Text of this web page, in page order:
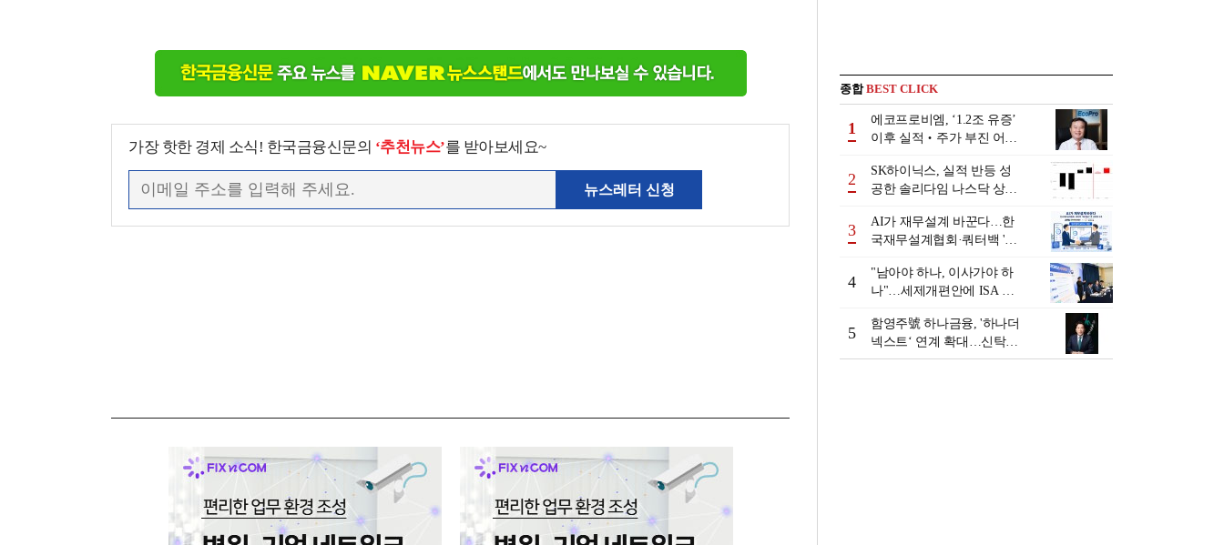
가장 핫한 경제 소식! 한국금융신문의 ‘추천뉴스’를 받아보세요~
뉴스레터 신청
종합BEST CLICK
1
에코프로비엠, ‘1.2조 유증’
이후 실적‧주가 부진 어쩌
2
SK하이닉스, 실적 반등 성
공한 솔리다임 나스닥 상장
3
AI가 재무설계 바꾼다…한
국재무설계협회·쿼터백 '베
4
"남아야 하나, 이사가야 하
나"…세제개편안에 ISA 투
5
함영주號 하나금융, '하나더
넥스트‘ 연계 확대…신탁수
수료 2배 증가 효과 [금융 시